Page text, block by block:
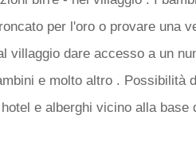
per l'oro o provare una
villaggio dare accesso a un
e molto altro . Possibilità
e alberghi vicino alla base